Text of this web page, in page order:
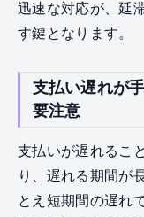
迅速な対応が、延
す鍵となります。
支払い遅れが
要注意
支払いが遅れるこ
り、遅れる期間が
とえ短期間の遅れ